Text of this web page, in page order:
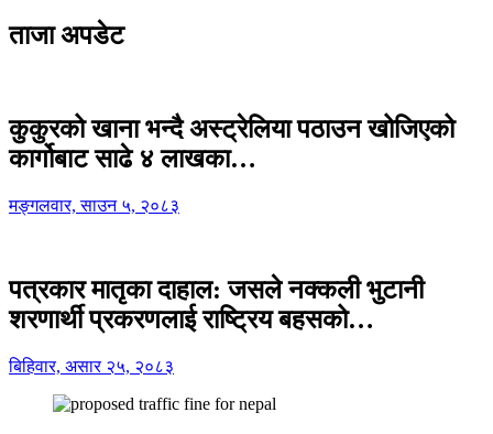
ताजा अपडेट
कुकुरको खाना भन्दै अस्ट्रेलिया पठाउन खोजिएको
कार्गोबाट साढे ४ लाखका…
मङ्गलवार, साउन ५, २०८३
पत्रकार मातृका दाहाल: जसले नक्कली भुटानी
शरणार्थी प्रकरणलाई राष्ट्रिय बहसको…
बिहिवार, असार २५, २०८३